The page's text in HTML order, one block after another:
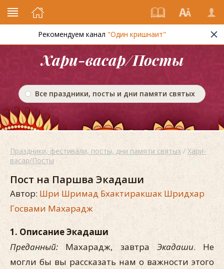
Рекомендуем канал "Один кришнаит"
Хари-васар/Посты
Все праздники, посты и дни памяти святых
Праздники, фестивали, посты, дни памяти святых / Хари-
васар/Посты
Пост на Паршва Экадаши
Автор: Шри Шримад Бхактиракшак Шридхар
Госвами Махарадж
1. Описание Экадаши
Преданный: Махарадж, завтра Экадаши. Не
могли бы вы рассказать нам о важности этого